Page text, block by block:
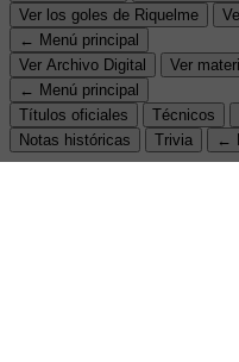
Ver los goles de Riquelme
← Menú principal
Ver Archivo Digital
Ver
← Menú principal
Títulos oficiales
Técnicos
Notas históricas
Trivia ←